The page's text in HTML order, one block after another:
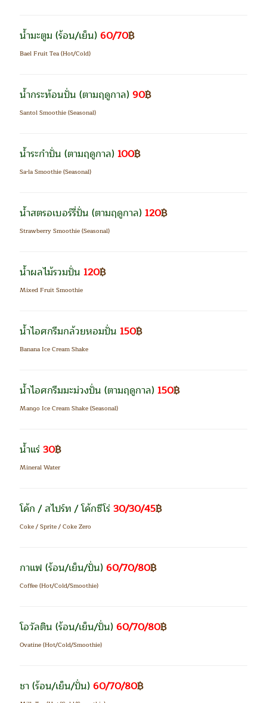
น้ำมะตูม (ร้อน/เย็น)60/70฿
Bael Fruit Tea (Hot/Cold)
น้ำกระท้อนปั่น (ตามฤดูกาล) 90฿
Santol Smoothie (Seasonal)
น้ำระกำปั่น (ตามฤดูกาล) 100฿
Sa-la Smoothie (Seasonal)
น้ำสตรอเบอร์รี่ปั่น (ตามฤดูกาล) 120฿
Strawberry Smoothie (Seasonal)
น้ำผลไม้รวมปั่น 120฿
Mixed Fruit Smoothie
น้ำไอศกรีมกล้วยหอมปั่น 150฿
Banana Ice Cream Shake
น้ำไอศกรีมมะม่วงปั่น (ตามฤดูกาล) 150฿
Mango Ice Cream Shake (Seasonal)
น้ำแร่30฿
MineralWater
โค้ก / สไปร์ท / โค้กซีโร่30/30/45฿
Coke / Sprite / Coke Zero
กาแฟ (ร้อน/เย็น/ปั่น)60/70/80฿
Coffee (Hot/Cold/Smoothie)
โอวัลติน (ร้อน/เย็น/ปั่น)60/70/80฿
Ovatine (Hot/Cold/Smoothie)
ชา(ร้อน/เย็น/ปั่น)60/70/80฿